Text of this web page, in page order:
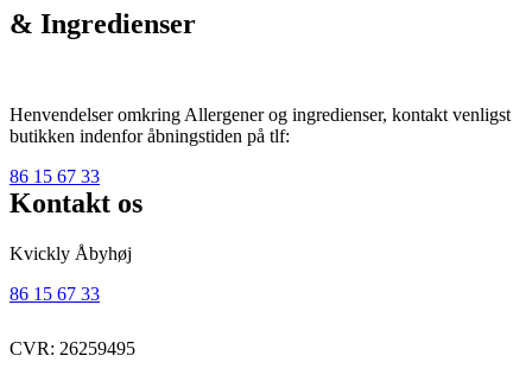
& Ingredienser
Henvendelser omkring Allergener og ingredienser, kontakt venligst
butikken indenfor åbningstiden på tlf:
86 15 67 33
Kontakt os
Kvickly Åbyhøj
86 15 67 33
CVR: 26259495